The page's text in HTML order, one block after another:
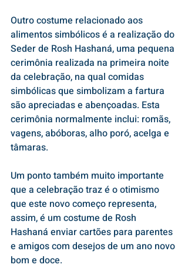
Outro costume relacionado aos
alimentos simbólicos é a realização do
Seder de Rosh Hashaná, uma pequena
cerimônia realizada na primeira noite
da celebração, na qual comidas
simbólicas que simbolizam a fartura
são apreciadas e abençoadas. Esta
cerimônia normalmente inclui: romãs,
vagens, abóboras, alho poró, acelga e
tâmaras.
Um ponto também muito importante
que a celebração traz é o otimismo
que este novo começo representa,
assim, é um costume de Rosh
Hashaná enviar cartões para parentes
e amigos com desejos de um ano novo
bom e doce.